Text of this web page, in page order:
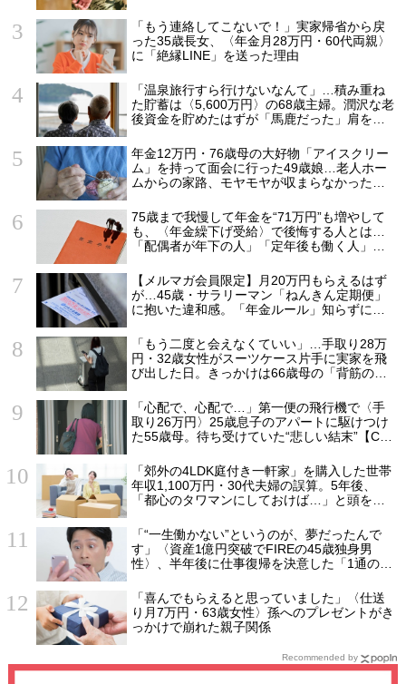
「もう連絡してこないで！」実家帰省から戻
った35歳長女、〈年金月28万円・60代両親〉
に「絶縁LINE」を送った理由
「温泉旅行すら行けないなんて」…積み重ね
た貯蓄は〈5,600万円〉の68歳主婦。潤沢な老
後資金を貯めたはずが「馬鹿だった」肩を落
年金12万円・76歳母の大好物「アイスクリー
ム」を持って面会に行った49歳娘…老人ホー
ムからの家路、モヤモヤが収まらなかったワ
75歳まで我慢して年金を“71万円”も増やして
も、〈年金繰下げ受給〉で後悔する人とは…
「配偶者が年下の人」「定年後も働く人」
説】
【メルマガ会員限定】月20万円もらえるはず
が…45歳・サラリーマン「ねんきん定期便」
に抱いた違和感。「年金ルール」知らずにそ
額に唖然「何かの間違いでは？」
「もう二度と会えなくていい」…手取り28万
円・32歳女性がスーツケース片手に実家を飛
び出した日。きっかけは66歳母の「背筋の凍
「心配で、心配で…」第一便の飛行機で〈手
取り26万円〉25歳息子のアパートに駆けつけ
た55歳母。待ち受けていた“悲しい結末”【CFP
「郊外の4LDK庭付き一軒家」を購入した世帯
年収1,100万円・30代夫婦の誤算。5年後、
「都心のタワマンにしておけば…」と頭を抱
「“一生働かない”というのが、夢だったんで
す」〈資産1億円突破でFIREの45歳独身男
性〉、半年後に仕事復帰を決意した「1通の通
「喜んでもらえると思っていました」〈仕送
り月7万円・63歳女性〉孫へのプレゼントがき
っかけで崩れた親子関係
Recommended by